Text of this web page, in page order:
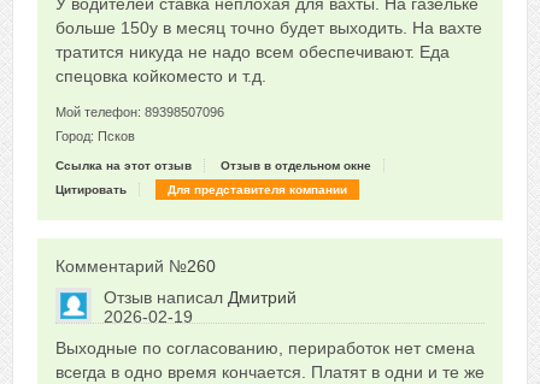
0
У водителей ставка неплохая для вахты. На газельке
больше 150у в месяц точно будет выходить. На вахте
тратится никуда не надо всем обеспечивают. Еда
спецовка койкоместо и т.д.
Мой телефон: 89398507096
Город: Псков
Ссылка на этот отзыв
Отзыв в отдельном окне
Цитировать
Для представителя компании
Комментарий №260
Отзыв написал Дмитрий
2026-02-19
0
Сказать друзьям об отзыве
Выходные по согласованию, периработок нет смена
всегда в одно время кончается. Платят в одни и те же